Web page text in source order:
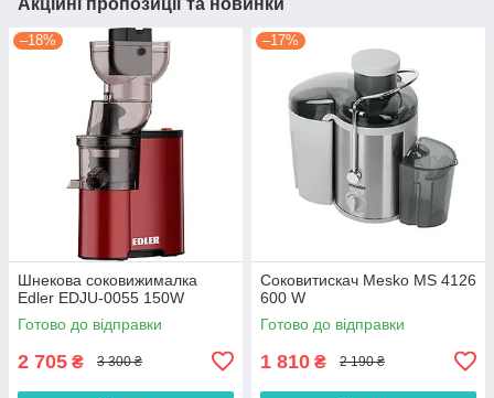
–18%
Шнекова соковижималка
Edler EDJU-0055 150W
Готово до відправки
2 705 ₴ 3 300 ₴
–17%
Соковитискач Mesko MS 4126
600 W
Готово до відправки
1 810 ₴ 2 190 ₴